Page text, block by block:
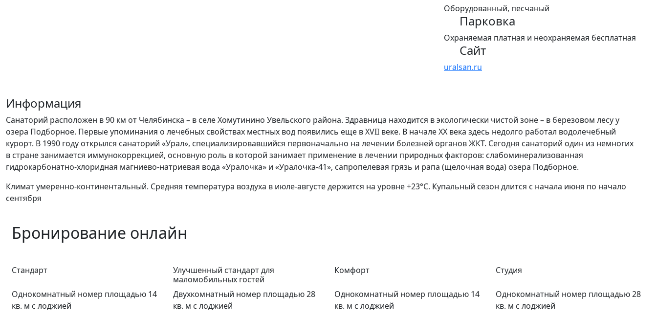
Оборудованный, песчаный
Парковка
Охраняемая платная и неохраняемая бесплатная
Сайт
uralsan.ru
Информация
Санаторий расположен в 90 км от Челябинска – в селе Хомутинино Увельского района. Здравница находится в экологически чистой зоне – в березовом лесу у
озера Подборное. Первые упоминания о лечебных свойствах местных вод появились еще в XVII веке. В начале XX века здесь недолго работал водолечебный
курорт. В 1990 году открылся санаторий «Урал», специализировавшийся первоначально на лечении болезней органов ЖКТ. Сегодня санаторий один из немногих
в стране занимается иммунокоррекцией, основную роль в которой занимает применение в лечении природных факторов: слабоминерализованная
гидрокарбонатно-хлоридная магниево-натриевая вода «Уралочка» и «Уралочка-41», сапропелевая грязь и рапа (щелочная вода) озера Подборное.
Климат умеренно-континентальный. Средняя температура воздуха в июле-августе держится на уровне +23°С. Купальный сезон длится с начала июня по начало
сентября
Бронирование онлайн
Стандарт
Однокомнатный номер площадью 14
кв. м с лоджией
Улучшенный стандарт для
маломобильных гостей
Двухкомнатный номер площадью 28
кв. м с лоджией
Комфорт
Однокомнатный номер площадью 14
кв. м с лоджией
Студия
Однокомнатный номер площадью 28
кв. м с лоджией